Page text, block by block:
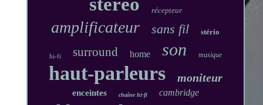
récepteur
amplificateur sans fil stério
hi-fi surround home son musique
haut-parleurs moniteur
enceintes chaîne hi-fi cambridge